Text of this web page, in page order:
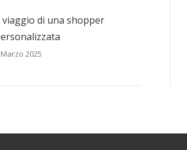
viaggio di una shopper
2025